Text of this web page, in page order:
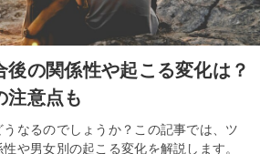
後の関係性や起こる変化は？
注意点も
なるのでしょうか？この記事では、ツ
や男女別の起こる変化を解説します。